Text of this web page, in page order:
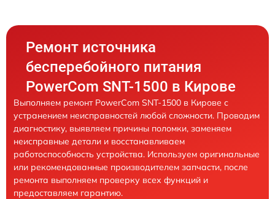
Ремонт источника
бесперебойного питания
PowerCom SNT-1500 в Кирове
Выполняем ремонт PowerCom SNT-1500 в Кирове с
устранением неисправностей любой сложности. Проводим
диагностику, выявляем причины поломки, заменяем
неисправные детали и восстанавливаем
работоспособность устройства. Используем оригинальные
или рекомендованные производителем запчасти, после
ремонта выполняем проверку всех функций и
предоставляем гарантию.